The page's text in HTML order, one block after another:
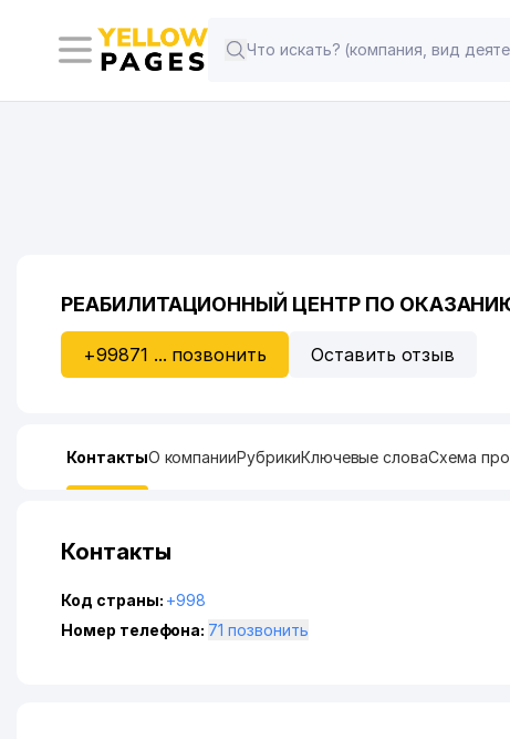
РЕАБИЛИТАЦИОННЫЙ ЦЕНТР ПО
+99871 ... позвонить Оставить отзыв
КонтактыО компанииРубрикиКлючевые словаСхема
Контакты
Код страны: +998
Номер телефона:
71 позвонить